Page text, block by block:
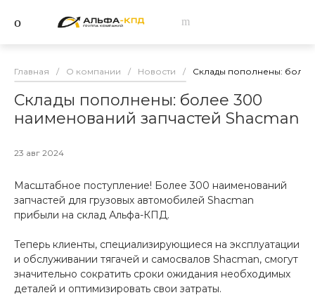
Главная / О компании / Новости / Склады пополнены: более
Склады пополнены: более 300
наименований запчастей Shacman
23 авг 2024
Масштабное поступление! Более 300 наименований
запчастей для грузовых автомобилей Shacman
прибыли на склад Альфа-КПД.
Теперь клиенты, специализирующиеся на эксплуатации
и обслуживании тягачей и самосвалов Shacman, смогут
значительно сократить сроки ожидания необходимых
деталей и оптимизировать свои затраты.